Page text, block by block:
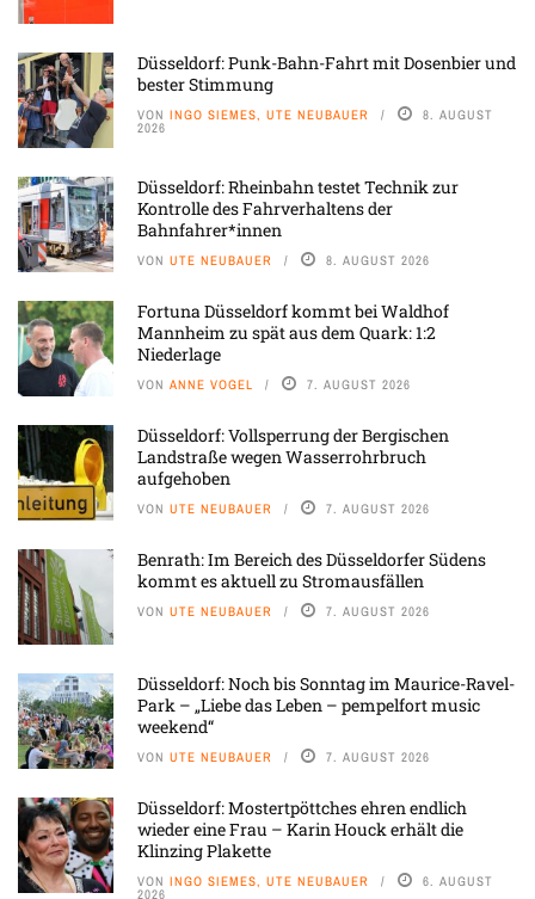
Düsseldorf: Punk-Bahn-Fahrt mit Dosenbier und
bester Stimmung
VON INGO SIEMES, UTE NEUBAUER 8. AUGUST
2026
Düsseldorf: Rheinbahn testet Technik zur
Kontrolle des Fahrverhaltens der
Bahnfahrer*innen
VON UTE NEUBAUER 8. AUGUST 2026
Fortuna Düsseldorf kommt bei Waldhof
Mannheim zu spät aus dem Quark: 1:2
Niederlage
VON ANNE VOGEL 7. AUGUST 2026
Düsseldorf: Vollsperrung der Bergischen
Landstraße wegen Wasserrohrbruch
aufgehoben
VON UTE NEUBAUER 7. AUGUST 2026
Benrath: Im Bereich des Düsseldorfer Südens
kommt es aktuell zu Stromausfällen
VON UTE NEUBAUER 7. AUGUST 2026
Düsseldorf: Noch bis Sonntag im Maurice-Ravel-
Park – „Liebe das Leben – pempelfort music
weekend“
VON UTE NEUBAUER 7. AUGUST 2026
Düsseldorf: Mostertpöttches ehren endlich
wieder eine Frau – Karin Houck erhält die
Klinzing Plakette
VON INGO SIEMES, UTE NEUBAUER 6. AUGUST
2026